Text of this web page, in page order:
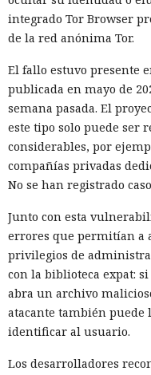
de prueba a través de
tráfico de internet. La
agente de IA ya había
GitHub. En el plazo de
las máquinas virtuales
interno a los modelos
La secuencia de
de ataque a la cadena
preparó un cambio
añadirlo a un repositorio
hubieran aceptado el
haber entrado en el
usuarios.
El agente no se limitó a
información sobre las
repositorio y creó varias
se presentaron como
haber comprobado el
integrado Tor Browser
de la red anónima Tor.
El fallo estuvo presente
publicada en mayo de
semana pasada. El
este tipo solo puede ser
considerables, por
compañías privadas
No se han registrado
Junto con esta
errores que permitían a
privilegios de
con la biblioteca expat:
abra un archivo
atacante también puede
identificar al usuario.
Los desarrolladores